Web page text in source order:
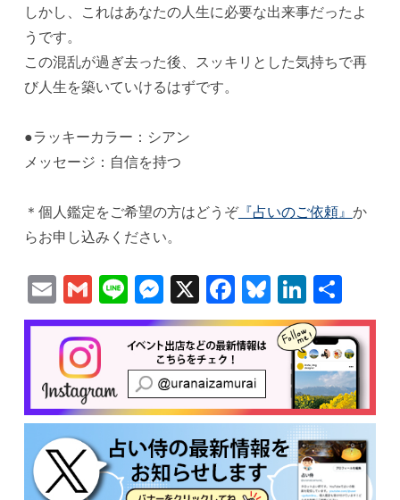
しかし、これはあなたの人生に必要な出来事だったよ
うです。
この混乱が過ぎ去った後、スッキリとした気持ちで再
び人生を築いていけるはずです。
●ラッキーカラー：シアン
メッセージ：自信を持つ
＊個人鑑定をご希望の方はどうぞ『占いのご依頼』 か
らお申し込みください。
EmailGmail
LineMessenger
X Facebook
Bluesky
共
有